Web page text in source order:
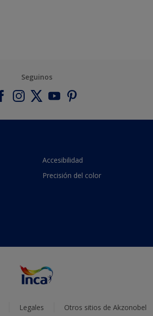
Seguinos
Accesibilidad
Precisión del color
Legales Otros sitios de Akzonobel